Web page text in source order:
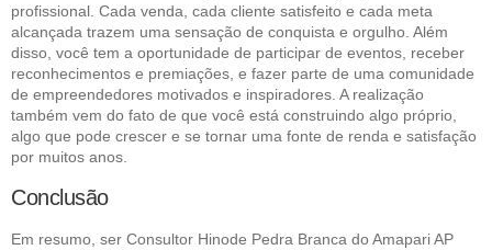
profissional. Cada venda, cada cliente satisfeito e cada meta
alcançada trazem uma sensação de conquista e orgulho. Além
disso, você tem a oportunidade de participar de eventos, receber
reconhecimentos e premiações, e fazer parte de uma comunidade
de empreendedores motivados e inspiradores. A realização
também vem do fato de que você está construindo algo próprio,
algo que pode crescer e se tornar uma fonte de renda e satisfação
por muitos anos.
Conclusão
Em resumo, ser Consultor Hinode Pedra Branca do Amapari AP